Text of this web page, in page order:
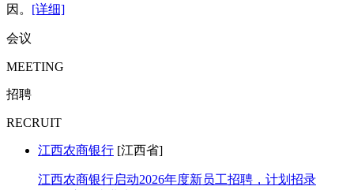
因。 [详细]
会议
MEETING
招聘
RECRUIT
江西农商银行 [江西省]
江西农商银行启动2026年度新员工招聘，计划招录